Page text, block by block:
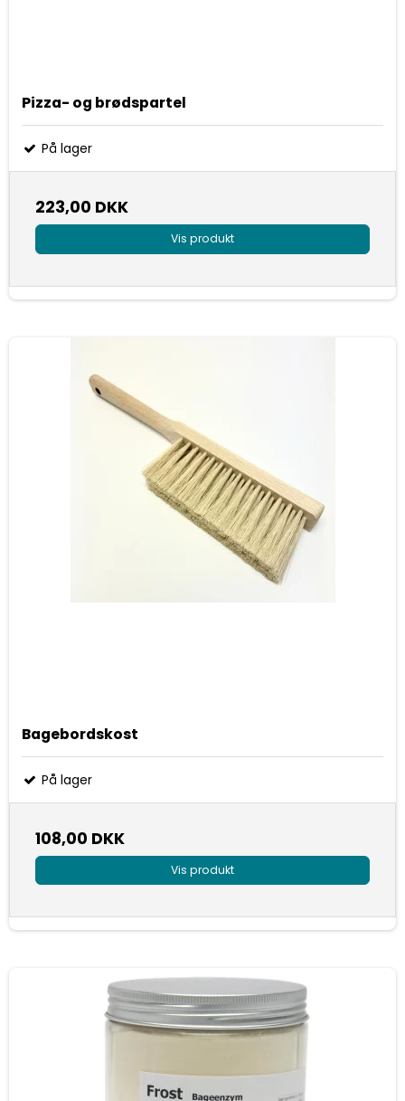
Pizza- og brødspartel
På lager
223,00 DKK
Vis produkt
Bagebordskost
På lager
108,00 DKK
Vis produkt